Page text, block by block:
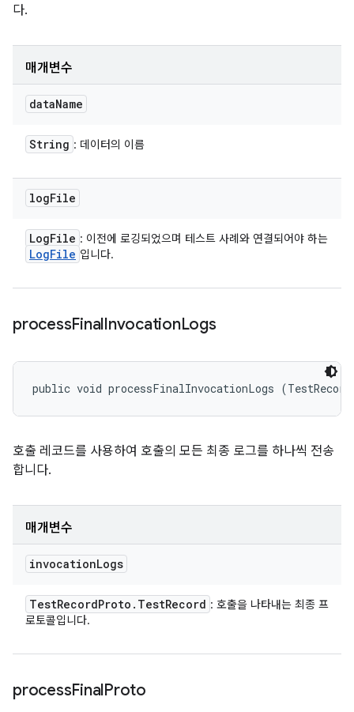
다.
매개변수
dataName
String : 데이터의 이름
logFile
LogFile : 이전에 로깅되었으며 테스트 사례와 연결되어야 하는
LogFile 입니다.
processFinalInvocationLogs
public void processFinalInvocationLogs
호출 레코드를 사용하여 호출의 모든 최종 로그를 하나씩 전송
합니다.
매개변수
invocationLogs
TestRecordProto . TestRecord : 호출을 나타내는 최종 프
로토콜입니다.
processFinalProto